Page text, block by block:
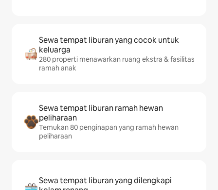
Sewa tempat liburan yang cocok untuk
keluarga
280 properti menawarkan ruang ekstra & fasilitas
ramah anak
Sewa tempat liburan ramah hewan
peliharaan
Temukan 80 penginapan yang ramah hewan
peliharaan
Sewa tempat liburan yang dilengkapi